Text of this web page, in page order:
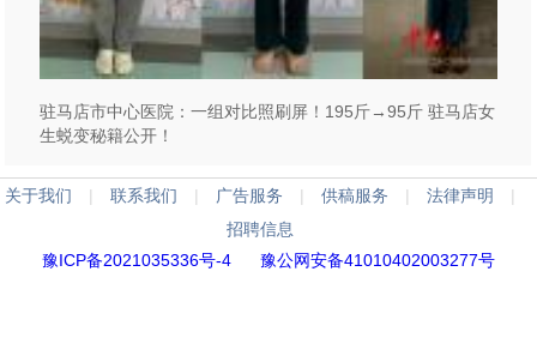
驻马店市中心医院：一组对比照刷屏！195斤→95斤 驻马店女
生蜕变秘籍公开！
关于我们 | 联系我们 | 广告服务 | 供稿服务 | 法律声明
|
招聘信息
豫ICP备2021035336号-4
豫公网安备41010402003277号